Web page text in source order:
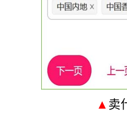
▲ 卖